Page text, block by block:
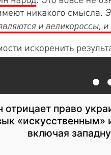
отрицает право
«искусственным»
включая